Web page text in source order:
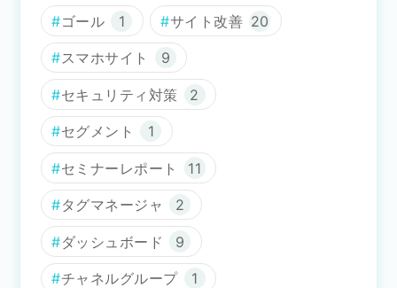
ゴール 1 サイト改善 20
スマホサイト 9
セキュリティ対策 2
セグメント 1
セミナーレポート 11
タグマネージャ 2
ダッシュボード 9
チャネルグループ 1